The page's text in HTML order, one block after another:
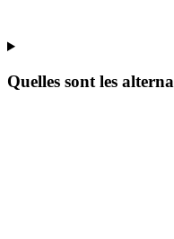
Quelles sont les